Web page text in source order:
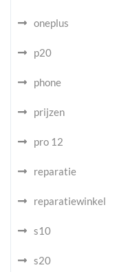
oneplus
p20
phone
prijzen
pro 12
reparatie
reparatiewinkel
s10
s20